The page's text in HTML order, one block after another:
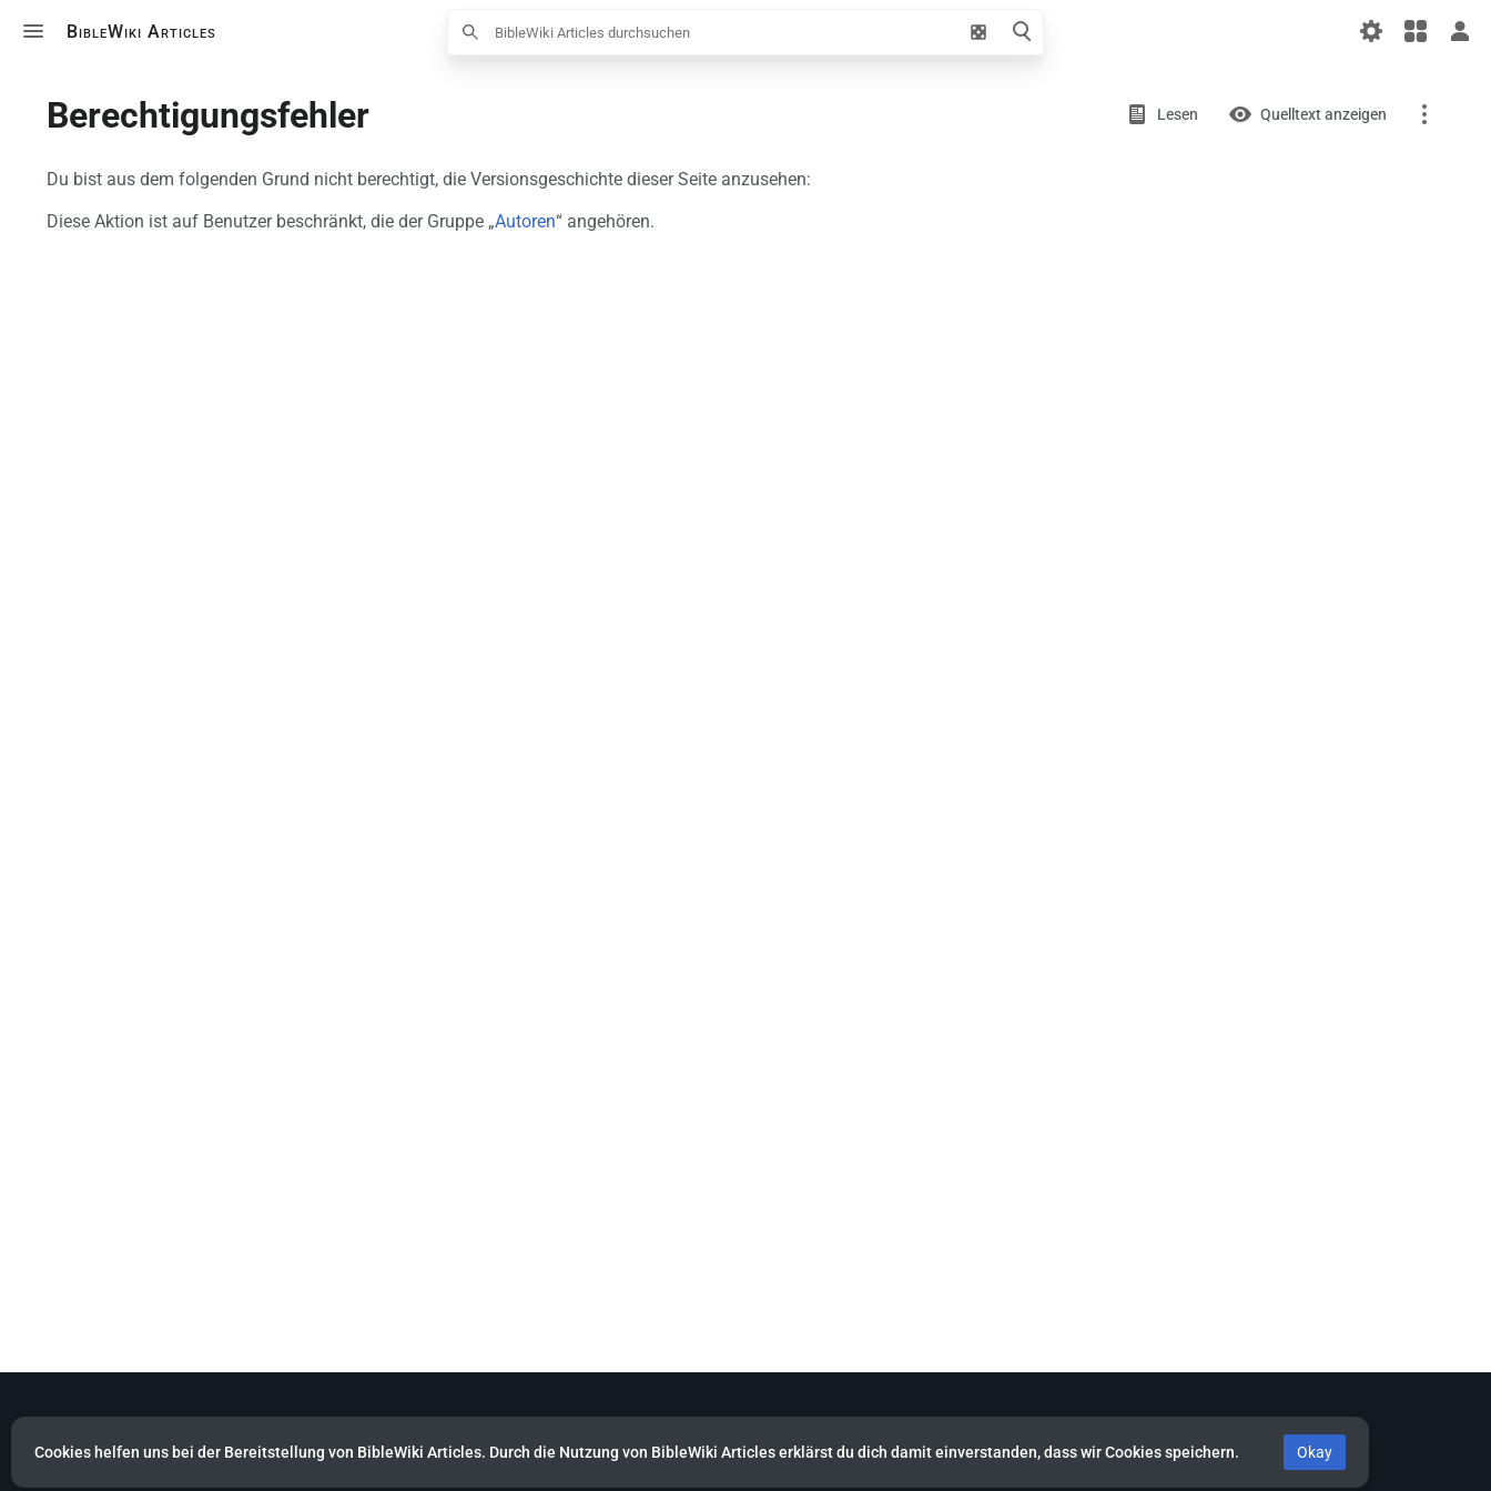
BibleWiki Articles
Zufälliger
Artikel
Berechtigungsfehler Ansichten
Lesen Quelltext anzeigen
Versionsgeschichte
Du bist aus dem folgenden Grund nicht berechtigt, die Versionsgeschichte dieser Seite anzusehen:
Diese Aktion ist auf Benutzer beschränkt, die der Gruppe „Autoren“ angehören.
Cookies helfen uns bei der Bereitstellung von BibleWiki Articles. Durch die Nutzung von BibleWiki Articles erklärst du dich damit einverstanden, dass wir Cookies speichern. Okay